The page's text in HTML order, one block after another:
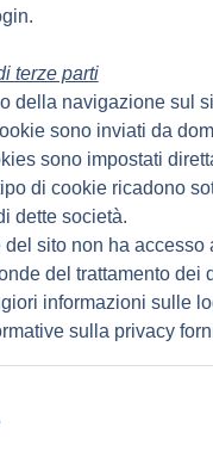
terze parti
della navigazione sul
sono inviati da
sono impostati
di cookie ricadono
dette società.
del sito non ha
del trattamento dei
informazioni sulle
sulla privacy